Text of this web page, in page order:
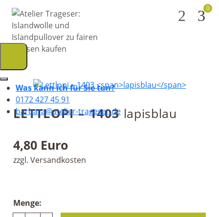
0
2
LETTLOPI – 1403 lapisblau
4,80 Euro
zzgl. Versandkosten
Menge:
Was kann ich für Sie tun?
0172 427 45 91
barbara@atelier-trageser.de